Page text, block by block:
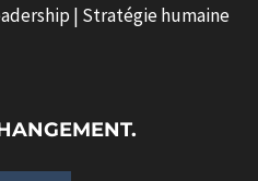
| Stratégie humaine